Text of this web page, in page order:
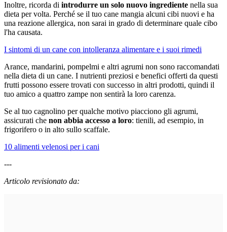
Inoltre, ricorda di introdurre un solo nuovo ingrediente nella sua
dieta per volta. Perché se il tuo cane mangia alcuni cibi nuovi e ha
una reazione allergica, non sarai in grado di determinare quale cibo
l'ha causata.
I sintomi di un cane con intolleranza alimentare e i suoi rimedi
Arance, mandarini, pompelmi e altri agrumi non sono raccomandati
nella dieta di un cane. I nutrienti preziosi e benefici offerti da questi
frutti possono essere trovati con successo in altri prodotti, quindi il
tuo amico a quattro zampe non sentirà la loro carenza.
Se al tuo cagnolino per qualche motivo piacciono gli agrumi,
assicurati che non abbia accesso a loro: tienili, ad esempio, in
frigorifero o in alto sullo scaffale.
10 alimenti velenosi per i cani
---
Articolo revisionato da: